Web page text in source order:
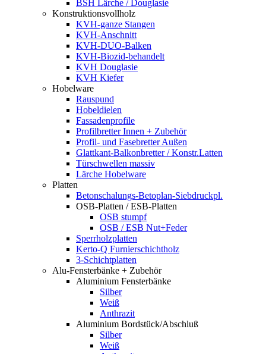
BSH Lärche / Douglasie
Konstruktionsvollholz
KVH-ganze Stangen
KVH-Anschnitt
KVH-DUO-Balken
KVH-Biozid-behandelt
KVH Douglasie
KVH Kiefer
Hobelware
Rauspund
Hobeldielen
Fassadenprofile
Profilbretter Innen + Zubehör
Profil- und Fasebretter Außen
Glattkant-Balkonbretter / Konstr.Latten
Türschwellen massiv
Lärche Hobelware
Platten
Betonschalungs-Betoplan-Siebdruckpl.
OSB-Platten / ESB-Platten
OSB stumpf
OSB / ESB Nut+Feder
Sperrholzplatten
Kerto-Q Furnierschichtholz
3-Schichtplatten
Alu-Fensterbänke + Zubehör
Aluminium Fensterbänke
Silber
Weiß
Anthrazit
Aluminium Bordstück/Abschluß
Silber
Weiß